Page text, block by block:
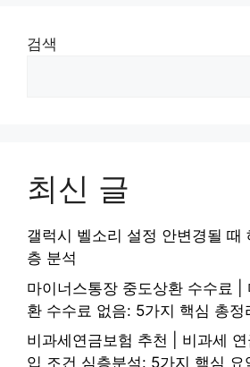
검색
최신 글
갤럭시 벨소리 설정 안변경될 때
층 분석
마이너스통장 중도상환 수수료 |
환 수수료 없음: 5가지 핵심 총정
비과세연금보험 추천 | 비과세
입 조건 심층분석: 5가지 핵심 요